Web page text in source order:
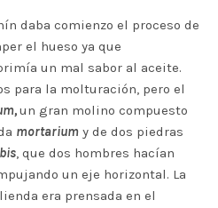
daba comienzo el proceso de
el hueso ya que
un mal sabor al aceite.
para la molturación, pero el
un gran molino compuesto
mortarium y de dos piedras
, que dos hombres hacían
un eje horizontal. La
era prensada en el